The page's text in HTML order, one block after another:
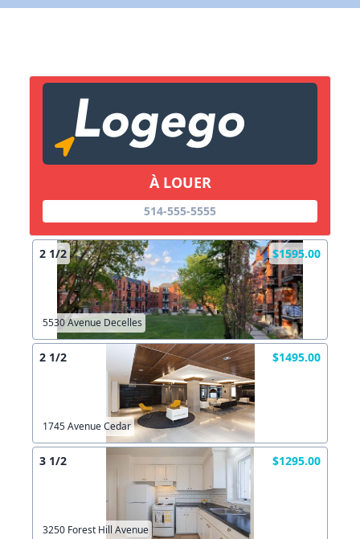
À LOUER
514-555-5555
2 1/2 $1595.00
5530 Avenue Decelles
2 1/2 $1495.00
1745 Avenue Cedar
3 1/2 $1295.00
3250 Forest Hill Avenue
Lien vers inscription (sera inclus dans courriel)
Copier lien
X Fermer
X Fermer